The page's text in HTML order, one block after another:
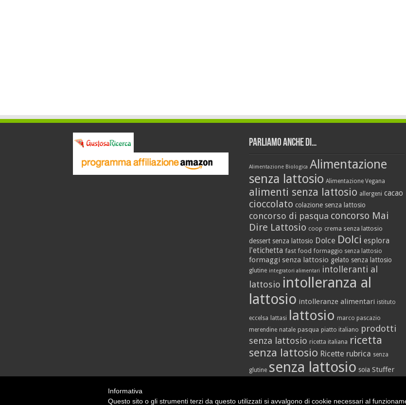
Parliamo anche di…
Alimentazione Biologica Alimentazione
senza lattosio Alimentazione Vegana
alimenti senza lattosio allergeni cacao
cioccolato colazione senza lattosio
concorso di pasqua concorso Mai
Dire Lattosio coop crema senza lattosio
dessert senza lattosio Dolce Dolci esplora
l'etichetta fast food formaggio senza lattosio
formaggi senza lattosio gelato senza lattosio
glutine integratori alimentari intolleranti al
lattosio intolleranza al
lattosio intolleranze alimentari istituto
eccelsa lattasi lattosio marco pascazio
merendine natale pasqua piatto italiano prodotti
senza lattosio ricetta italiana ricetta
senza lattosio Ricette rubrica senza
glutine senza lattosio soia Stuffer
Informativa
Questo sito o gli strumenti terzi da questo utilizzati si avvalgono di cookie necessari al